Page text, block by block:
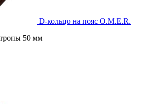
D-кольцо на пояс O.M.E.R.
50 мм